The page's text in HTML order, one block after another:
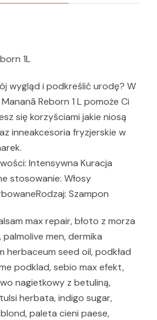
1L
wygląd i podkreślić urodę? W
Reborn 1 L pomoże Ci
się korzyściami jakie niosą
inneakcesoria fryzjerskie w
Intensywna Kuracja
stosowanie: Włosy
Szampon
max repair, błoto z morza
men, dermika
herbaceum seed oil, podkład
podklad, sebio max efekt,
nagietkowy z betuliną,
herbata, indigo sugar,
paleta cieni paese,